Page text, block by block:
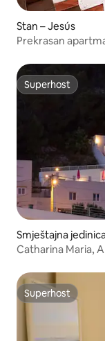
Stan – Jesús
Prekrasan
Superhost
Superhost
Smještajna
Catharina Maria,
Superhost
Superhost